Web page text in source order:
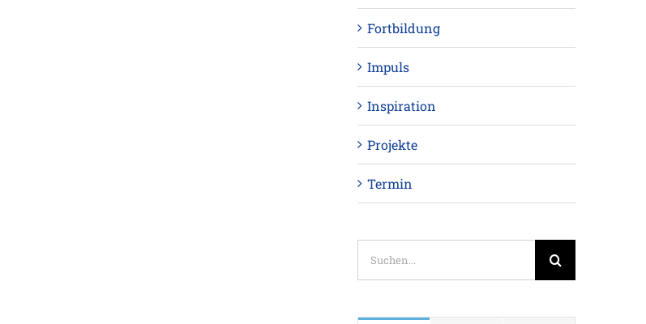
Fortbildung
Impuls
Inspiration
Projekte
Termin